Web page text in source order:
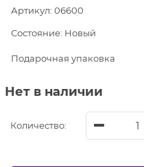
Артикул: 06600
Состояние: Новый
Подарочная упаковка
Нет в наличии
Количество: